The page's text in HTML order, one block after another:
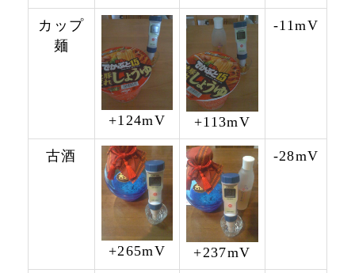
カップ
麺
+124mV +113mV
-11mV
古酒
+265mV +237mV
-28mV